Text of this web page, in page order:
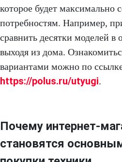
которое будет максимально
потребностям. Например,
сравнить десятки моделей в
выходя из дома.
вариантами можно по
https://polus.ru/utyugi.
Почему интернет-
становятся